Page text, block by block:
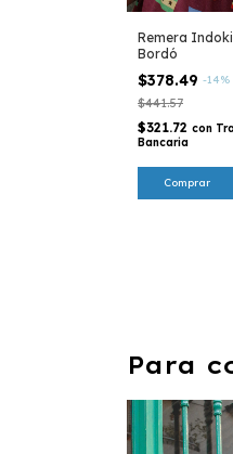
Remera
Bordó
$378.49 -14%
$441.57
$321.72 con
Bancaria
Comprar
Para